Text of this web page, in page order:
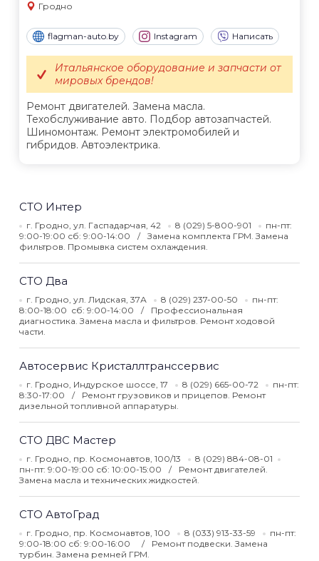
Гродно
flagman-auto.by Instagram Написать
Ремонт двигателей. Замена масла.
Техобслуживание авто. Подбор автозапчастей.
Шиномонтаж. Ремонт электромобилей и
гибридов. Автоэлектрика.
Итальянское оборудование и запчасти от
мировых брендов!
СТО Интер
г. Гродно, ул. Гаспадарчая, 42 8 (029) 5-800-901
пн-пт:
9:00-19:00 сб: 9:00-14:00
Замена комплекта ГРМ. Замена
фильтров. Промывка систем охлаждения.
СТО Два
г. Гродно, ул. Лидская, 37А 8 (029) 237-00-50
пн-пт:
8:00-18:00 сб: 9:00-14:00
Профессиональная
диагностика. Замена масла и фильтров. Ремонт ходовой
части.
Автосервис Кристаллтранссервис
г. Гродно, Индурское шоссе, 17 8 (029) 665-00-72
пн-пт:
8:30-17:00
Ремонт грузовиков и прицепов. Ремонт
дизельной топливной аппаратуры.
СТО ДВС Мастер
г. Гродно, пр. Космонавтов, 100/13
8 (029) 884-08-01
пн-пт: 9:00-19:00 сб: 10:00-15:00
Ремонт двигателей.
Замена масла и технических жидкостей.
СТО АвтоГрад
г. Гродно, пр. Космонавтов, 100 8 (033) 913-33-59
пн-пт:
9:00-18:00 сб: 9:00-16:00
Ремонт подвески. Замена
турбин. Замена ремней ГРМ.